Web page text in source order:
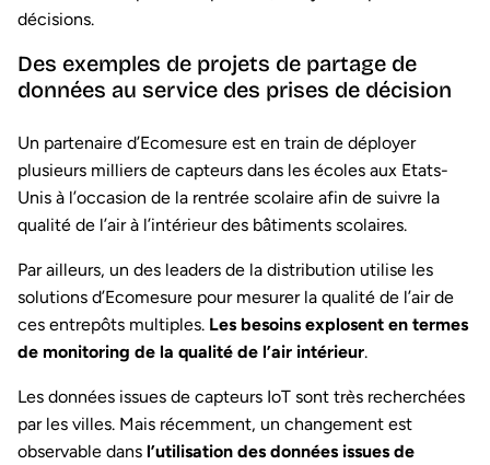
décisions.
Des exemples de projets de partage de
données au service des prises de décision
Un partenaire d’Ecomesure est en train de déployer
plusieurs milliers de capteurs dans les écoles aux Etats-
Unis à l’occasion de la rentrée scolaire afin de suivre la
qualité de l’air à l’intérieur des bâtiments scolaires.
Par ailleurs, un des leaders de la distribution utilise les
solutions d’Ecomesure pour mesurer la qualité de l’air de
ces entrepôts multiples. Les besoins explosent en termes
de monitoring de la qualité de l’air intérieur.
Les données issues de capteurs IoT sont très recherchées
par les villes. Mais récemment, un changement est
observable dans l’utilisation des données issues de